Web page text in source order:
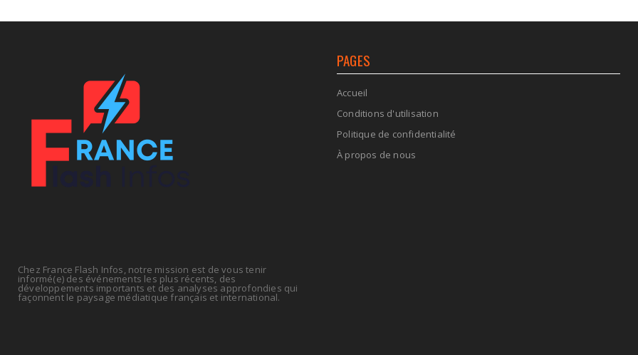
Chez France Flash Infos, notre mission est de vous tenir
informé(e) des événements les plus récents, des
développements importants et des analyses approfondies qui
façonnent le paysage médiatique français et international.
PAGES
Accueil
Conditions d'utilisation
Politique de confidentialité
À propos de nous